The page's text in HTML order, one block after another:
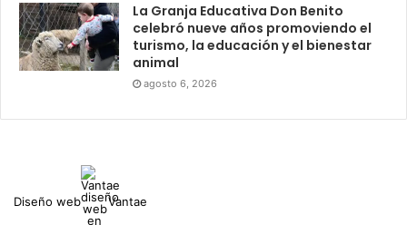
La Granja Educativa Don Benito
celebró nueve años promoviendo el
turismo, la educación y el bienestar
animal
agosto 6, 2026
Diseño web Vantae